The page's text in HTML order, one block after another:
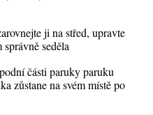
ji na střed, upravte
seděla
části paruky paruku
zůstane na svém místě po